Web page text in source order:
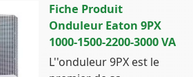
Fiche Produit
Onduleur Eaton 9PX
1000-1500-2200-3000 VA
L''onduleur 9PX est le